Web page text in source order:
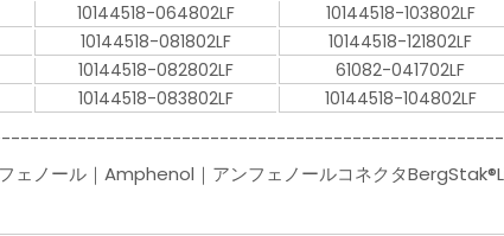
10144518-064802LF
10144518-103802LF
10144518-081802LF
10144518-121802LF
10144518-082802LF
61082-041702LF
10144518-083802LF 10144518-104802LF
｜Amphenol｜アンフェノールコネクタ